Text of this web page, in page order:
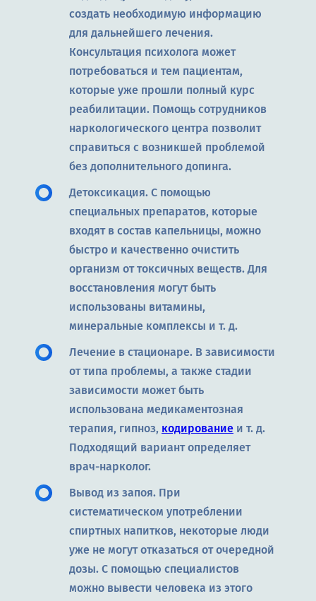
создать необходимую информацию
для дальнейшего лечения.
Консультация психолога может
потребоваться и тем пациентам,
которые уже прошли полный курс
реабилитации. Помощь сотрудников
наркологического центра позволит
справиться с возникшей проблемой
без дополнительного допинга.
Детоксикация. С помощью
специальных препаратов, которые
входят в состав капельницы, можно
быстро и качественно очистить
организм от токсичных веществ. Для
восстановления могут быть
использованы витамины,
минеральные комплексы и т. д.
Лечение в стационаре. В зависимости
от типа проблемы, а также стадии
зависимости может быть
использована медикаментозная
терапия, гипноз, кодирование и т. д.
Подходящий вариант определяет
врач-нарколог.
Вывод из запоя. При
систематическом употреблении
спиртных напитков, некоторые люди
уже не могут отказаться от очередной
дозы. С помощью специалистов
можно вывести человека из этого